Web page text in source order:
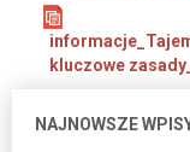
kluczowe
NAJNOWSZE